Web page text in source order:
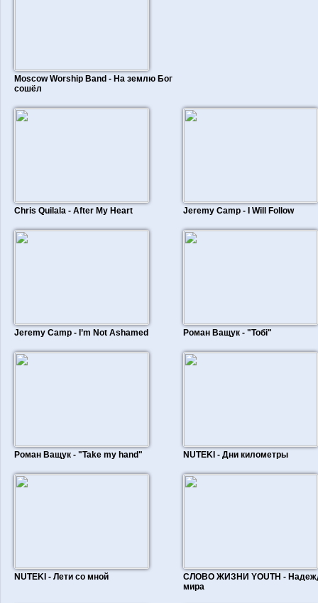
Moscow Worship Band - На землю Бог
сошёл
Chris Quilala - After My Heart Jeremy Camp - I Will Follow
Jeremy Camp - I’m Not Ashamed Роман Ващук - "Тобі"
Роман Ващук - "Take my hand" NUTEKI - Дни километры
NUTEKI - Лети со мной
СЛОВО ЖИЗНИ YOUTH -
мира